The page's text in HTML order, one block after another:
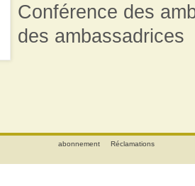
Conférence des
des ambassadrices
abonnement Réclamations